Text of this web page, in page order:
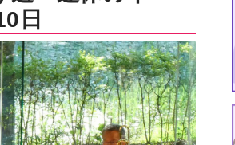
イベント
日